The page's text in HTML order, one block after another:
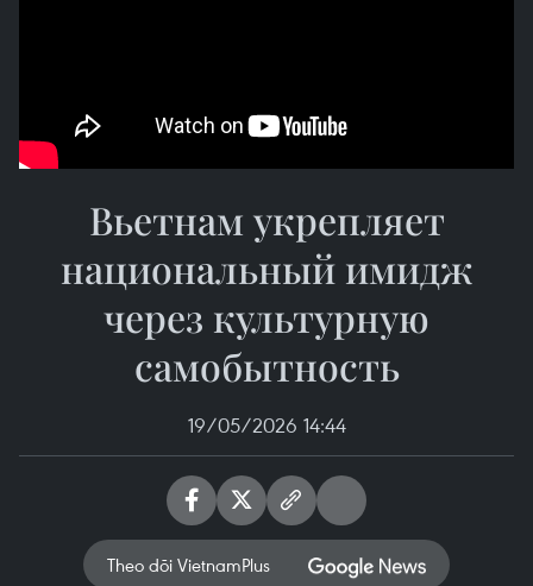
Вьетнам укрепляет
национальный имидж
через культурную
самобытность
19/05/2026 14:44
Theo dõi VietnamPlus